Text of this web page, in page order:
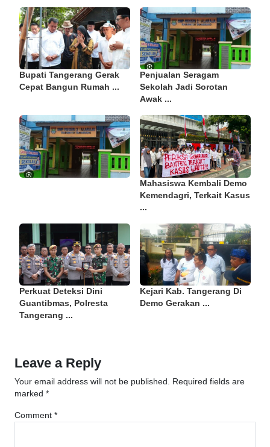
Bupati Tangerang Gerak
Cepat Bangun Rumah ...
Penjualan Seragam
Sekolah Jadi Sorotan
Awak ...
Mahasiswa Kembali Demo
Kemendagri, Terkait Kasus
...
Perkuat Deteksi Dini
Guantibmas, Polresta
Tangerang ...
Kejari Kab. Tangerang Di
Demo Gerakan ...
Leave a Reply
Your email address will not be published. Required fields are
marked *
Comment *